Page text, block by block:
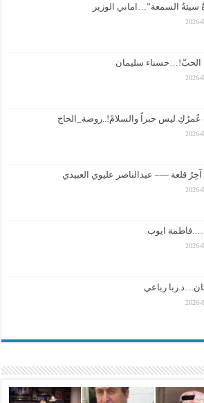
سيئةُ السمعة”…اماني الوزير
2026-
سليمان
2026-
عُمرُكِ ليس حبراً والسلامْ!..روضة_الحاج
2026-
آخِرُ قلعة —– عبدالناصر عليوي العبيدي
2026-
ايوب
2026-
رباعي
2026-